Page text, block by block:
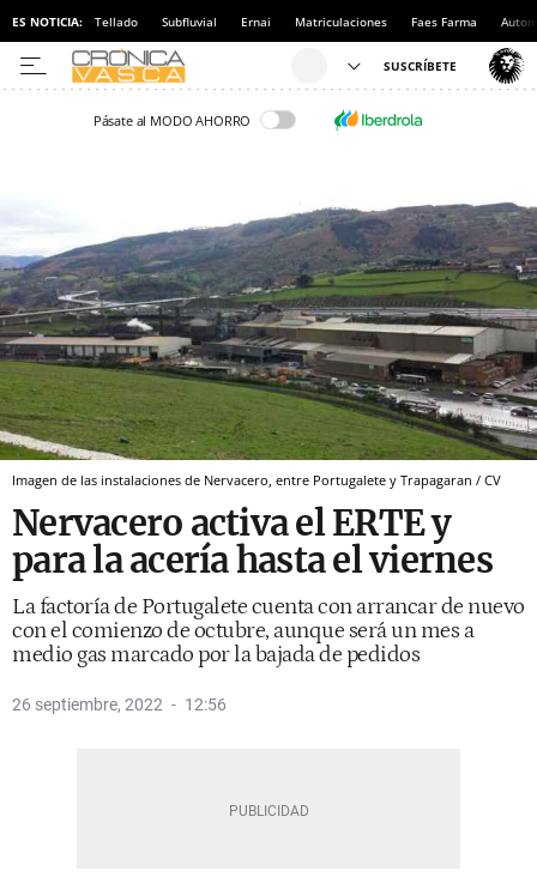
ES NOTICIA: Tellado Subfluvial Ernai Matriculaciones Faes Farma
Pásate al MODO AHORRO
Imagen de las instalaciones de Nervacero, entre Portugalete y Trapagaran / CV
Nervacero activa el ERTE y
para la acería hasta el viernes
La factoría de Portugalete cuenta con arrancar de nuevo
con el comienzo de octubre, aunque será un mes a
medio gas marcado por la bajada de pedidos
26 septiembre, 2022 12:56